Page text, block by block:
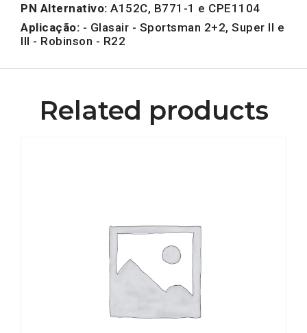
PN Alternativo: A152C, B771-1 e CPE1104
Aplicação: - Glasair - Sportsman 2+2, Super II e
III - Robinson - R22
Related products